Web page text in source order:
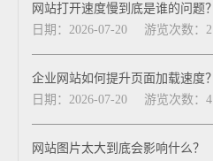
网站打开速度慢到底是谁的问题？
日期：2026-07-20
游览次数：2
企业网站如何提升页面加载速度？
日期：2026-07-20
游览次数：4
网站图片太大到底会影响什么？